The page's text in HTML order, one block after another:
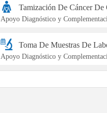
Tamización De Cáncer
Apoyo Diagnóstico y
Toma De Muestras De
Apoyo Diagnóstico y